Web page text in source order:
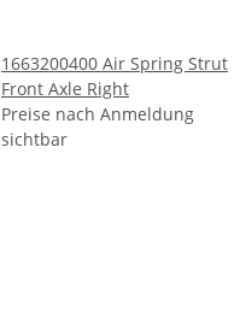
1663200400 Air Spring Strut
Front Axle Right
Preise nach Anmeldung
sichtbar